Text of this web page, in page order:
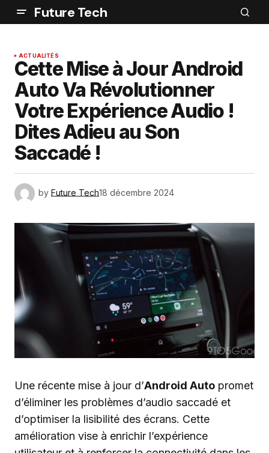
Future Tech
ACTUALITÉS
Cette Mise à Jour Android
Auto Va Révolutionner
Votre Expérience Audio !
Dites Adieu au Son
Saccadé !
by Future Tech18 décembre 2024
Une récente mise à jour d’Android Auto promet
d’éliminer les problèmes d’audio saccadé et
d’optimiser la lisibilité des écrans. Cette
amélioration vise à enrichir l’expérience